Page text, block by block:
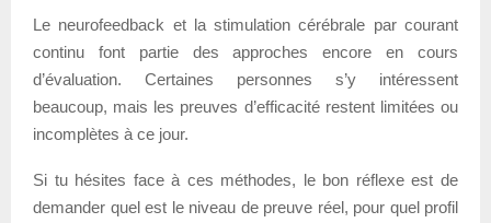
Le neurofeedback et la stimulation cérébrale par courant
continu font partie des approches encore en cours
d’évaluation. Certaines personnes s’y intéressent
beaucoup, mais les preuves d’efficacité restent limitées ou
incomplètes à ce jour.
Si tu hésites face à ces méthodes, le bon réflexe est de
demander quel est le niveau de preuve réel, pour quel profil